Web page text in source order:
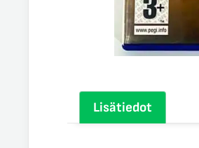
Lisätiedot